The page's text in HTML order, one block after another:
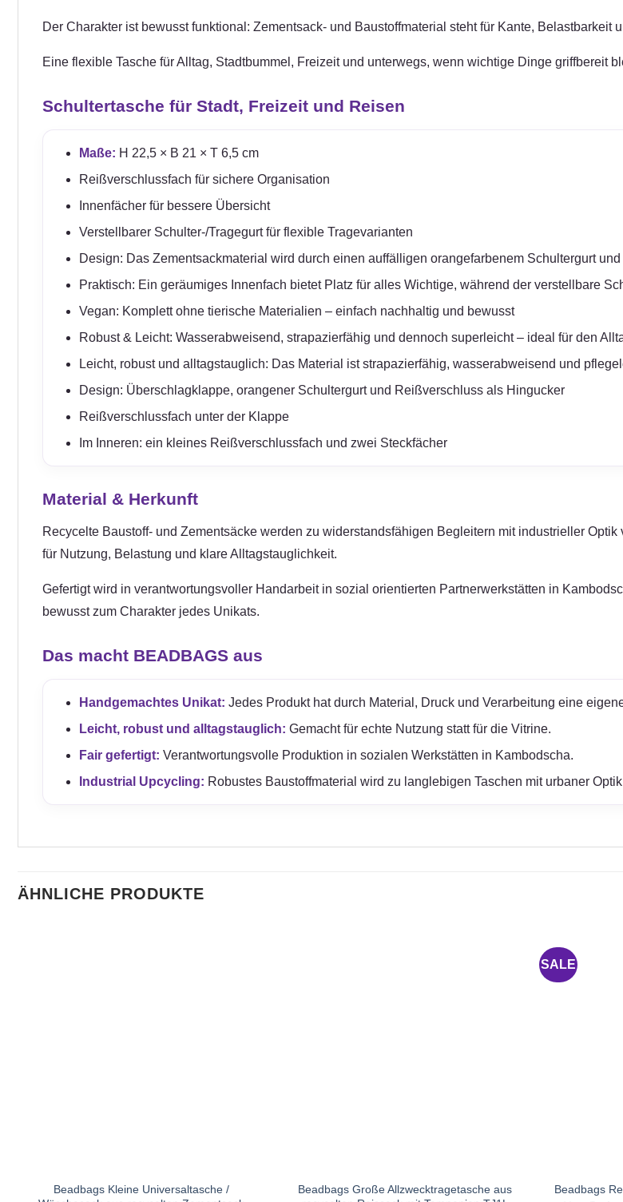
Der Charakter ist bewusst funktional: Zementsack- und Baustoffmaterial steht für Kante, Belastbarkeit
Eine flexible Tasche für Alltag, Stadtbummel, Freizeit und unterwegs, wenn wichtige Dinge griffbereit
Schultertasche für Stadt, Freizeit und Reisen
Maße: H 22,5 × B 21 × T 6,5 cm
Reißverschlussfach für sichere Organisation
Innenfächer für bessere Übersicht
Verstellbarer Schulter-/Tragegurt für flexible Tragevarianten
Design: Das Zementsackmaterial wird durch einen auffälligen orangefarbenem Schultergurt
Praktisch: Ein geräumiges Innenfach bietet Platz für alles Wichtige, während der verstellbare
Vegan: Komplett ohne tierische Materialien – einfach nachhaltig und bewusst
Robust & Leicht: Wasserabweisend, strapazierfähig und dennoch superleicht – ideal für den
Leicht, robust und alltagstauglich: Das Material ist strapazierfähig, wasserabweisend und
Design: Überschlagklappe, orangener Schultergurt und Reißverschluss als Hingucker
Reißverschlussfach unter der Klappe
Im Inneren: ein kleines Reißverschlussfach und zwei Steckfächer
Material & Herkunft
Recycelte Baustoff- und Zementsäcke werden zu widerstandsfähigen Begleitern mit industrieller
für Nutzung, Belastung und klare Alltagstauglichkeit.
Gefertigt wird in verantwortungsvoller Handarbeit in sozial orientierten Partnerwerkstätten in
bewusst zum Charakter jedes Unikats.
Das macht BEADBAGS aus
Handgemachtes Unikat: Jedes Produkt hat durch Material, Druck und Verarbeitung eine
Leicht, robust und alltagstauglich: Gemacht für echte Nutzung statt für die Vitrine.
Fair gefertigt: Verantwortungsvolle Produktion in sozialen Werkstätten in Kambodscha.
Industrial Upcycling: Robustes Baustoffmaterial wird zu langlebigen Taschen mit urbaner
ÄHNLICHE PRODUKTE
Beadbags Kleine Universaltasche /
Beadbags Große Allzwecktragetasche aus
SALE
Beadbags